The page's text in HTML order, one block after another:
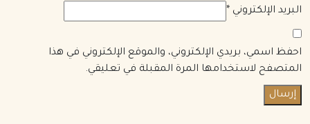
البريد الإلكتروني *
احفظ اسمي، بريدي الإلكتروني، والموقع الإلكتروني في هذا
المتصفح لاستخدامها المرة المقبلة في تعليقي.